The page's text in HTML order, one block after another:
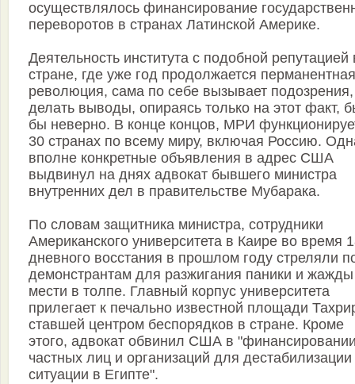
осуществлялось финансирование
переворотов в странах Латинской Америке.
Деятельность института с подобной репутацией
стране, где уже год продолжается перманентная
революция, сама по себе вызывает
делать выводы, опираясь только на этот факт,
бы неверно. В конце концов, МРИ
30 странах по всему миру, включая Россию.
вполне конкретные объявления в адрес США
выдвинул на днях адвокат бывшего министра
внутренних дел в правительстве Мубарака.
По словам защитника министра, сотрудники
Американского университета в Каире во время
дневного восстания в прошлом году стреляли
демонстрантам для разжигания паники и жажды
мести в толпе. Главный корпус университета
прилегает к печально известной площади
ставшей центром беспорядков в стране. Кроме
этого, адвокат обвинил США в
частных лиц и организаций для дестабилизации
ситуации в Египте".